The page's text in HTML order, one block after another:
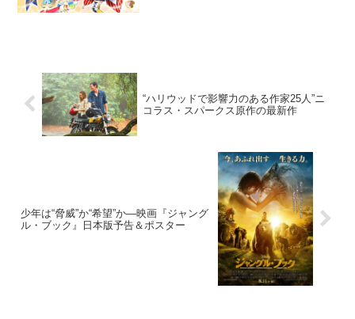
“ハリウッドで影響力のある作家25人”ニ
コラス・スパークス原作の最新作
少年は“脅威”か“希望”か―映画『ジャング
ル・ブック』日本版予告＆ポスター